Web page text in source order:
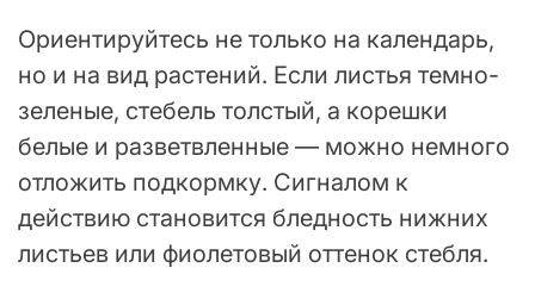
Ориентируйтесь не только на календарь,
но и на вид растений. Если листья темно-
зеленые, стебель толстый, а корешки
белые и разветвленные — можно немного
отложить подкормку. Сигналом к
действию становится бледность нижних
листьев или фиолетовый оттенок стебля.